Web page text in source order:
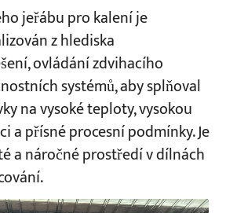
jeřábu pro kalení je
z hlediska
ovládání zdvihacího
systémů, aby splňoval
na vysoké teploty, vysokou
a přísné procesní podmínky. Je
a náročné prostředí v dílnách